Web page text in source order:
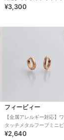
プミニピアス ゴールド/サ
¥3,300
フィービィー
【金属アレルギー対応】
タッチメタルフープミニ
ス ローズゴールド/サージ
¥2,640